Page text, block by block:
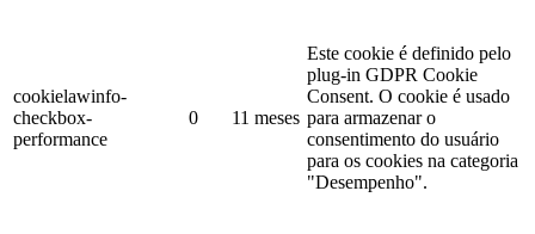
cookielawinfo-
checkbox-
performance
0 11 meses
Este cookie é definido pelo
plug-in GDPR Cookie
Consent. O cookie é usado
para armazenar o
consentimento do usuário
para os cookies na categoria
"Desempenho".